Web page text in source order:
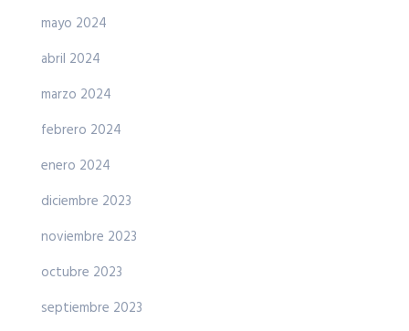
mayo 2024
abril 2024
marzo 2024
febrero 2024
enero 2024
diciembre 2023
noviembre 2023
octubre 2023
septiembre 2023